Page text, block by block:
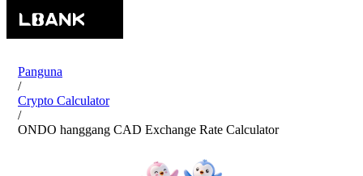
Panguna
/
Crypto Calculator
/
ONDO hanggang CAD Exchange Rate Calculator